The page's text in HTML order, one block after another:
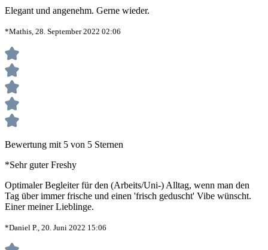
Elegant und angenehm. Gerne wieder.
*Mathis, 28. September 2022 02:06
Bewertung mit 5 von 5 Sternen
*Sehr guter Freshy
Optimaler Begleiter für den (Arbeits/Uni-) Alltag, wenn man den
Tag über immer frische und einen 'frisch geduscht' Vibe wünscht.
Einer meiner Lieblinge.
*Daniel P., 20. Juni 2022 15:06